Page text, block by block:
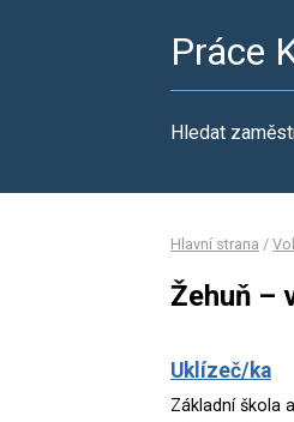
Práce
Hledat
Hlavní strana /
Žehuň –
Uklízeč/ka
Základní škola